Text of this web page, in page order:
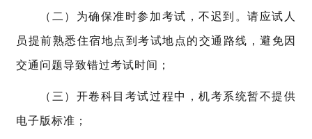
（二）为确保准时参加考试，不迟到。请应试人
员提前熟悉住宿地点到考试地点的交通路线，避免因
交通问题导致错过考试时间；
（三）开卷科目考试过程中，机考系统暂不提供
电子版标准；